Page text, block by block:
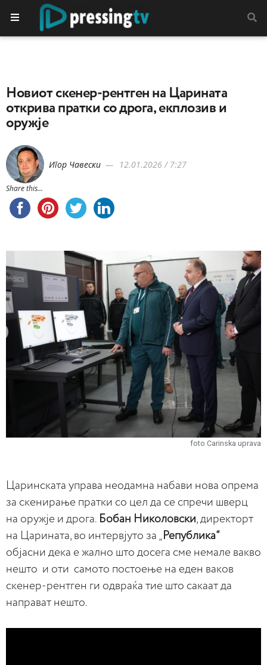
Новиот скенер-рентген на Царината
открива пратки со дрога, екплозив и
оружје
Игор Чавески 12.01.2026 / 7:27
Share this...
foto Carinska uprava
Царинската управа неодамна набави нова опрема
за скенирање пратки со цел да се спречи шверц
на оружје и дрога. Бобан Николовски, директорт
на Царината, во интервјуто за „
Република“
објасни дека е жално што досега сме немале вакво
нешто и оти самото постоење на еден ваков
скенер-рентген ги одвраќа тие што сакаат да
направат нешто.